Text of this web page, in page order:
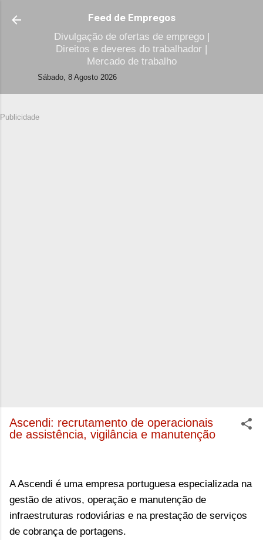
Avançar para o conteúdo principal
Feed de Empregos
Divulgação de ofertas de emprego |
Direitos e deveres do trabalhador |
Mercado de trabalho
Sábado, 8 Agosto 2026
Publicidade
Ascendi: recrutamento de operacionais
de assistência, vigilância e manutenção
A Ascendi é uma empresa portuguesa especializada na
gestão de ativos, operação e manutenção de
infraestruturas rodoviárias e na prestação de serviços
de cobrança de portagens.